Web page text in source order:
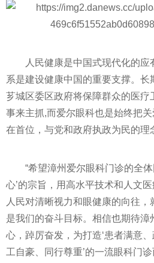
人民健康是中国式现代化的
系是建设健康中国的重要支撑。长
芗城区委区政府将保障群众的医疗
事来主抓,而爱尔眼科也是始终把
在首位，与党和政府执政为民的理
“希望漳州爱尔眼科门诊的全
心’的宗旨，用高水平技术和人文医
人民对清晰视力和眼健康的向往
是我们的奋斗目标。相信也期待漳
心，踔厉奋发，为打造‘患者满意
工自豪、同行尊重’的一流眼科门